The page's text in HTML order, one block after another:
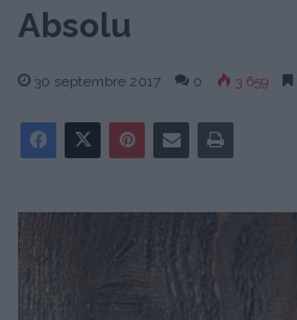
Absolu
30 septembre 2017 0 3 659